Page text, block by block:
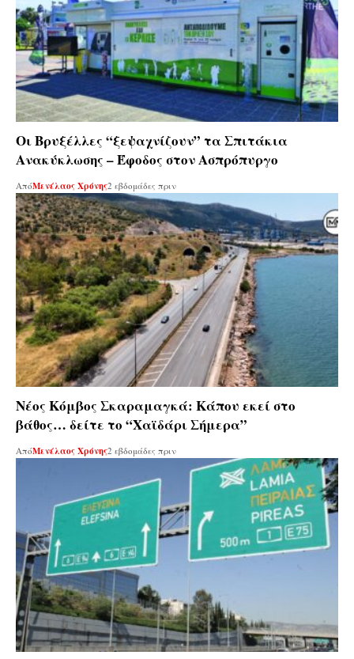
Οι Βρυξέλλες “ξεψαχνίζουν” τα Σπιτάκια
Ανακύκλωσης – Έφοδος στον Ασπρόπυργο
ΑπόΜενέλαος Χρόνης2 εβδομάδες πριν
Νέος Κόμβος Σκαραμαγκά: Κάπου εκεί στο
βάθος… δείτε το “Χαϊδάρι Σήμερα”
ΑπόΜενέλαος Χρόνης2 εβδομάδες πριν